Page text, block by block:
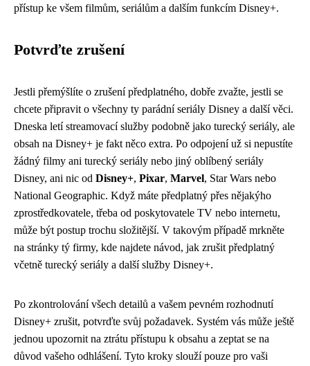
přístup ke všem filmům, seriálům a dalším funkcím Disney+.
Potvrďte zrušení
Jestli přemýšlíte o zrušení předplatného, dobře zvažte, jestli se
chcete připravit o všechny ty parádní seriály Disney a další věci.
Dneska letí streamovací služby podobně jako turecký seriály, ale
obsah na Disney+ je fakt něco extra. Po odpojení už si nepustíte
žádný filmy ani turecký seriály nebo jiný oblíbený seriály
Disney, ani nic od Disney+, Pixar, Marvel, Star Wars nebo
National Geographic. Když máte předplatný přes nějakýho
zprostředkovatele, třeba od poskytovatele TV nebo internetu,
může být postup trochu složitější. V takovým případě mrkněte
na stránky tý firmy, kde najdete návod, jak zrušit předplatný
včetně turecký seriály a další služby Disney+.
Po zkontrolování všech detailů a vašem pevném rozhodnutí
Disney+ zrušit, potvrďte svůj požadavek. Systém vás může ještě
jednou upozornit na ztrátu přístupu k obsahu a zeptat se na
důvod vašeho odhlášení. Tyto kroky slouží pouze pro vaši